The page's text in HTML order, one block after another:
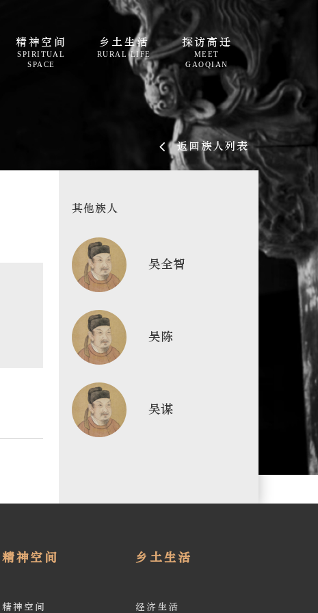
精神空间
SPIRITUAL
SPACE
乡土生活
RURAL LIFE
探访高迁
MEET
GAOQIAN
返回族人列表
其他族人
吴全智
吴陈
吴谋
精神空间
精神空间
乡土生活
经济生活